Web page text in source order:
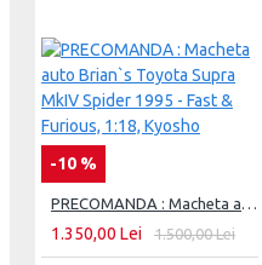
-10 %
1.350,00 Lei 1.500,00 Lei